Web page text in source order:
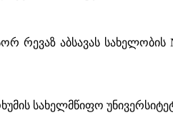
რევაზ აბსავას
სახელმწიფო